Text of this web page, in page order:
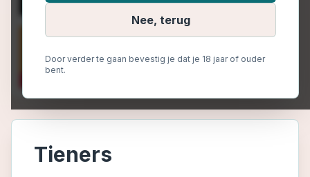
Nee, terug
Door verder te gaan bevestig je dat je 18 jaar of ouder
bent.
Tieners